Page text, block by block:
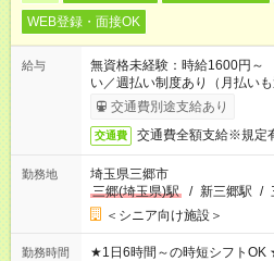
WEB登録・面接OK
給与
無資格未経験：時給1600円
い／週払い制度あり（月払い
完了次第のお支払いとなります
交通費別途支給あり
交通費 交通費全額支給※規定
勤務地
埼玉県三郷市
三郷(埼玉県)駅
/ 新三郷駅 /
＜シニア向け施設＞
勤務時間
★1日6時間～の時短シフトOK ★スタート時間選べます！ 7:00～